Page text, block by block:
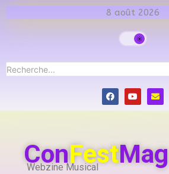
8 août 2026
ConFestMag
Webzine Musical